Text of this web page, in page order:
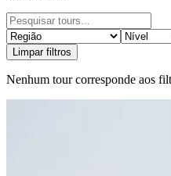
Limpar filtros
Nenhum tour corresponde aos